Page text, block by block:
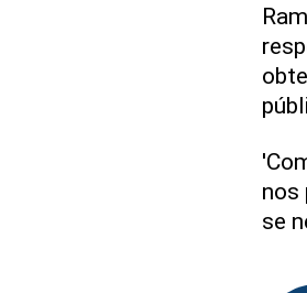
nos
se